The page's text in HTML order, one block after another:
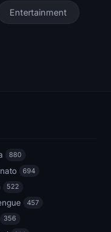
Entertainment
880
694
522
457
356